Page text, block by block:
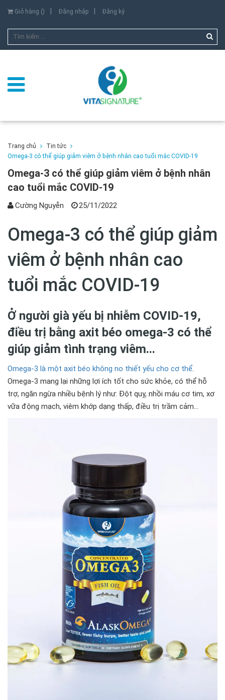
Giỏ hàng () Đăng nhập Đăng ký
Trang chủ
Tin tức
Omega-3 có thể giúp giảm viêm ở bệnh nhân cao tuổi mắc COVID-19
Omega-3 có thể giúp giảm viêm ở bệnh nhân
cao tuổi mắc COVID-19
Cường Nguyễn 25/11/2022
Omega-3 có thể giúp giảm
viêm ở bệnh nhân cao
tuổi mắc COVID-19
Ở người già yếu bị nhiễm COVID-19,
điều trị bằng axit béo omega-3 có thể
giúp giảm tình trạng viêm...
Omega-3 là một axit béo không no thiết yếu cho cơ thể.
Omega-3 mang lại những lợi ích tốt cho sức khỏe, có thể hỗ
trợ, ngăn ngừa nhiều bệnh lý như: Đột quỵ, nhồi máu cơ tim, xơ
vữa động mạch, viêm khớp dạng thấp, điều trị trầm cảm...